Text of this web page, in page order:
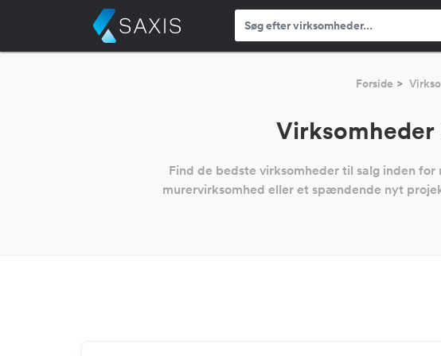
Forside
Find de bedste virksomheder til salg inden
murervirksomhed eller et spændende nyt